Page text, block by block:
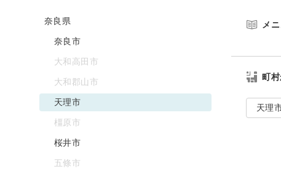
メ
町
天理
奈良県
奈良市
大和高田市
大和郡山市
天理市
橿原市
桜井市
五條市